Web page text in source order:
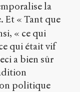
la
Et « Tant que
« ce qui
qui était vif
a bien sûr
politique